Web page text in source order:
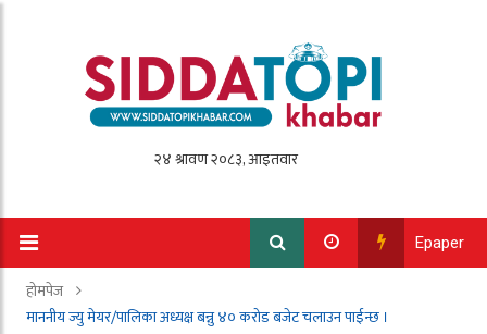
Epaper
होमपेज
माननीय ज्यु मेयर/पालिका अध्यक्ष बन्नु ४० करोड बजेट चलाउन पाईन्छ ।